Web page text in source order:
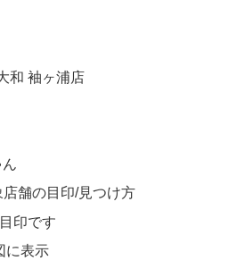
和 袖ヶ浦店
舗の目印/見つけ方
印です
に表示